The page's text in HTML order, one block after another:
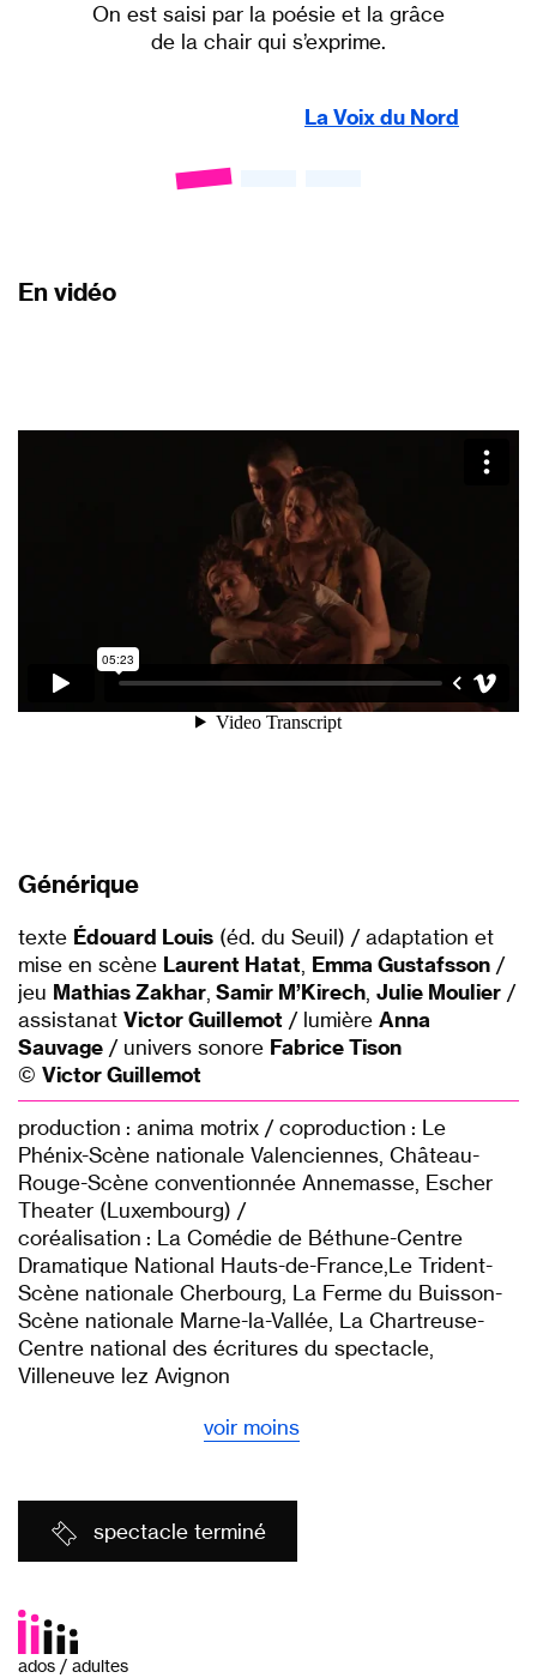
On est saisi par la poésie et la grâce
de la chair qui s’exprime.
La Voix du Nord
En vidéo
Générique
texte Édouard Louis (éd. du Seuil) / adaptation et
mise en scène Laurent Hatat, Emma Gustafsson /
jeu Mathias Zakhar, Samir M’Kirech, Julie Moulier /
assistanat Victor Guillemot / lumière Anna
Sauvage / univers sonore Fabrice Tison
© Victor Guillemot
production : anima motrix / coproduction : Le
Phénix-Scène nationale Valenciennes, Château-
Rouge-Scène conventionnée Annemasse, Escher
Theater (Luxembourg) /
coréalisation : La Comédie de Béthune-Centre
Dramatique National Hauts-de-France,Le Trident-
Scène nationale Cherbourg, La Ferme du Buisson-
Scène nationale Marne-la-Vallée, La Chartreuse-
Centre national des écritures du spectacle,
Villeneuve lez Avignon
voir moins
spectacle terminé
ados / adultes